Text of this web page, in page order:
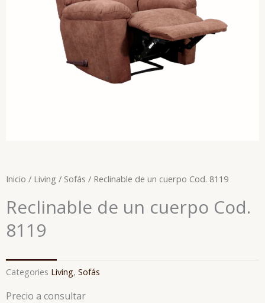
Inicio / Living / Sofás / Reclinable de un cuerpo Cod. 8119
Reclinable de un cuerpo Cod.
8119
Categories Living, Sofás
Precio a consultar